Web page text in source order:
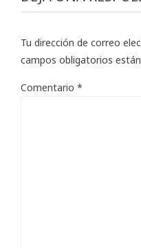
Tu dirección de correo
campos obligatorios
Comentario *